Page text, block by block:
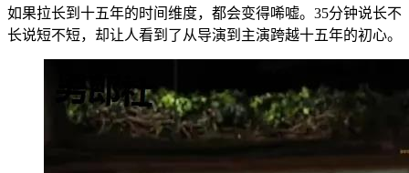
如果拉长到十五年的时间维度，都会变得唏嘘。35分钟说长不
长说短不短，却让人看到了从导演到主演跨越十五年的初心。